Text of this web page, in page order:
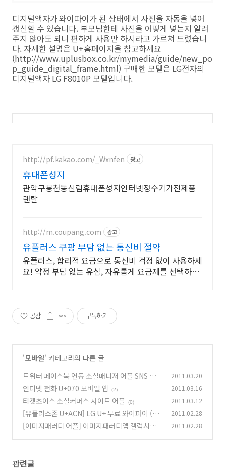
디지털액자가 와이파이가 된 상태에서 사진을 자동을 넣어
갱신할 수 있습니다. 부모님한테 사진을 어떻게 넣는지 알려
주지 않아도 되니 편하게 사용만 하시라고 가르쳐 드렸습니
다. 자세한 설명은 U+홈페이지을 참고하세요
(http://www.uplusbox.co.kr/mymedia/guide/new_po
p_guide_digital_frame.html) 구매한 모델은 LG전자의
디지털액자 LG F8010P 모델입니다.
http://pf.kakao.com/_Wxnfen 광고
휴대폰성지
관악구봉천동신림휴대폰성지인터넷정수기가전제품
랜탈
http://m.coupang.com 광고
유플러스 쿠팡 부담 없는 통신비 절약
유플러스, 합리적 요금으로 통신비 걱정 없이 사용하세
요! 약정 부담 없는 유심, 자유롭게 요금제를 선택하고
공감 구독하기
'모바일' 카테고리의 다른 글
트위터 페이스북 연동 소셜매니저 어플 SNS 인맥
늘리기 트위터 연동, 페이스북 연동, 갤럭시유 활
용기
(2)
2011.03.20
인터넷 전화 U+070 모바일 앱 (2) 2011.03.16
티켓초이스 소셜커머스 사이트 어플 (0) 2011.03.12
[유플러스존 U+ACN] LG U+ 무료 와이파이 (Wi
Fi U+ Zone)
(2)
2011.02.28
[이미지패러디 어플] 이미지패러디앱 갤럭시탭
2011.02.28
관련글